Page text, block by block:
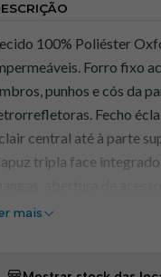
100% Poliéster
Forro fixo
punhos e cós da
Fecho
central até à parte
tripla face
interior esquerdo
:
sujidade * Vasto leque de
mais